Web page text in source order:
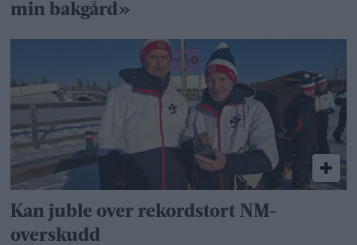
min bakgård»
Kan juble over rekordstort NM-
overskudd